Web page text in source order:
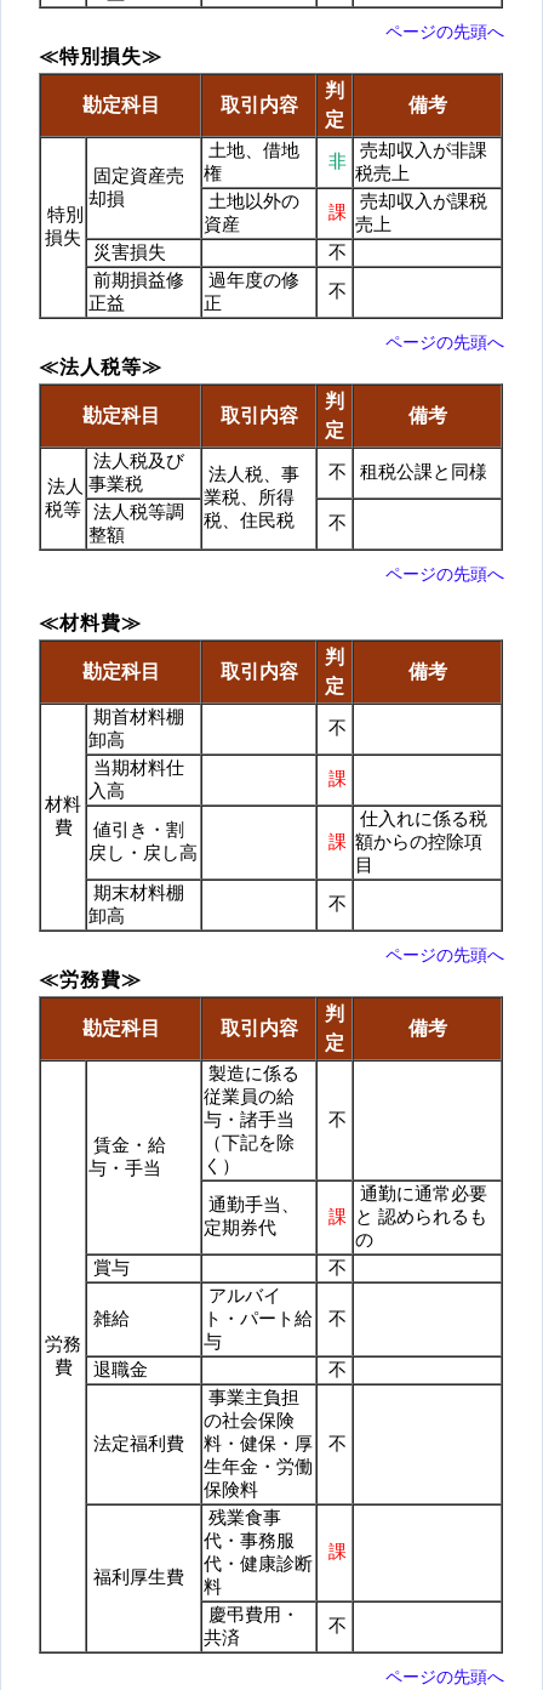
ページの先頭へ
≪特別損失≫
勘定科目 取引内容
判
定
備考
特別
損失
固定資産売
却損
土地、借地
権
非
売却収入が非課
税売上
土地以外の
資産
課
売却収入が課税
売上
災害損失
不
前期損益修
正益
過年度の修
正
不
ページの先頭へ
≪法人税等≫
勘定科目 取引内容
判
定
備考
法人
税等
法人税及び
事業税
法人税、事
業税、所得
税、住民税
不 租税公課と同様
法人税等調
整額
不
ページの先頭へ
≪材料費≫
勘定科目 取引内容
判
定
備考
材料
費
期首材料棚
卸高
不
当期材料仕
入高
課
値引き・割
戻し・戻し高
課
仕入れに係る税
額からの控除項
目
期末材料棚
卸高
不
ページの先頭へ
≪労務費≫
勘定科目 取引内容
判
定
備考
労務
費
賃金・給
与・手当
製造に係る
従業員の給
与・諸手当
（下記を除
く）
不
通勤手当、
定期券代
課
通勤に通常必要
と 認められるも
の
賞与
不
雑給
アルバイ
ト・パート給
与
不
退職金 不
法定福利費
事業主負担
の社会保険
料・健保・厚
生年金・労働
保険料
不
福利厚生費
残業食事
代・事務服
代・健康診断
料
課
慶弔費用・
共済
不
ページの先頭へ